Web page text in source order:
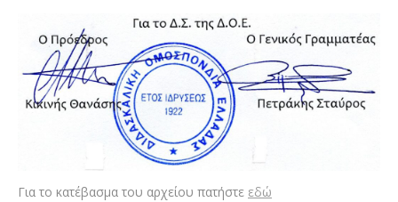
Για το κατέβασμα του αρχείου πατήστε εδώ